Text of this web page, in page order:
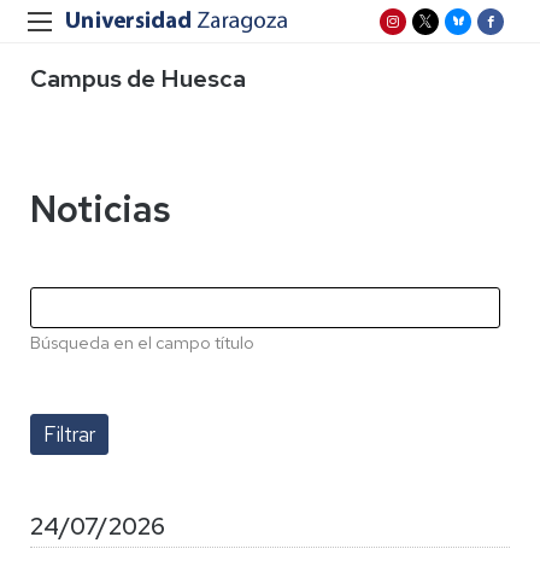
Campus de Huesca
Noticias
Búsqueda en el campo título
24/07/2026